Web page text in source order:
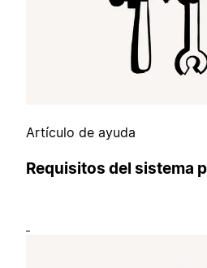
Artículo de ayuda
Requisitos del sistema